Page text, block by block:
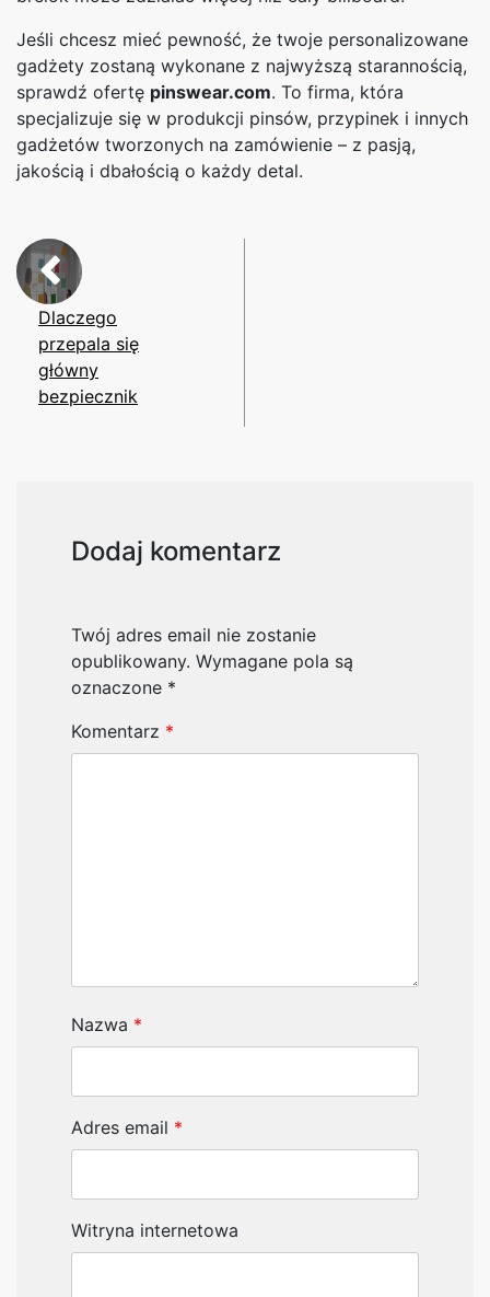
Jeśli chcesz mieć pewność, że twoje personalizowane
gadżety zostaną wykonane z najwyższą starannością,
sprawdź ofertę pinswear.com. To firma, która
specjalizuje się w produkcji pinsów, przypinek i innych
gadżetów tworzonych na zamówienie – z pasją,
jakością i dbałością o każdy detal.
Dlaczego
przepala się
główny
bezpiecznik
Dodaj komentarz
Twój adres email nie zostanie
opublikowany. Wymagane pola są
oznaczone *
Komentarz *
Nazwa *
Adres email *
Witryna internetowa